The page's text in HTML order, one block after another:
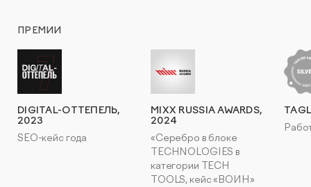
ПРЕМИИ
DIGITAL-ОТТЕПЕЛЬ,
2023
SEO-кейс года
MIXX RUSSIA AWARDS,
2024
«Серебро в блоке
TECHNOLOGIES в
категории TECH
TOOLS, кейс «ВОИН»